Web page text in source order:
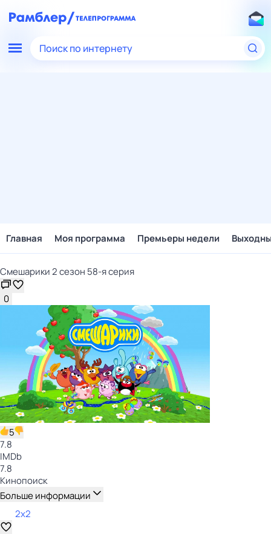
Поиск по интернету
Главная Моя программа Премьеры недели
Смешарики 2 сезон 58-я серия
0
5
7.8
IMDb
7.8
Кинопоиск
Больше информации
2x2